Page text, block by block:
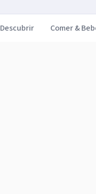
Descubrir Comer &